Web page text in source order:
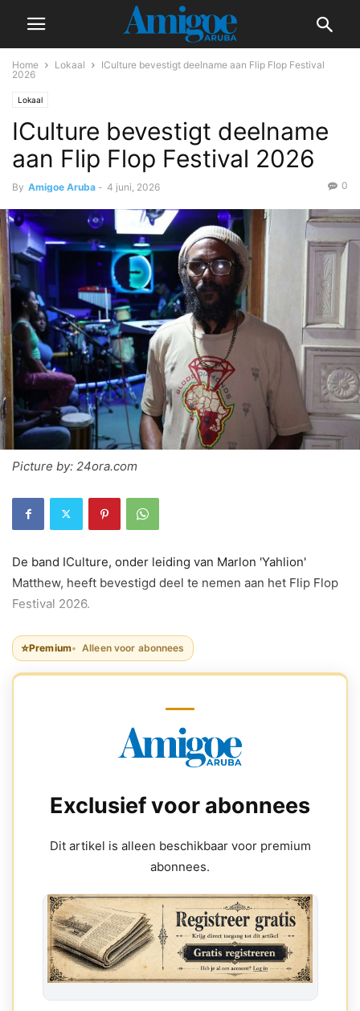
Home Lokaal
ICulture bevestigt deelname aan Flip Flop Festival
2026
Lokaal
ICulture bevestigt deelname
aan Flip Flop Festival 2026
By Amigoe Aruba - 4 juni, 2026 0
Picture by: 24ora.com
De band ICulture, onder leiding van Marlon 'Yahlion'
Matthew, heeft bevestigd deel te nemen aan het Flip Flop
Festival 2026.
⭐Premium Alleen voor abonnees
Exclusief voor abonnees
Dit artikel is alleen beschikbaar voor premium
abonnees.